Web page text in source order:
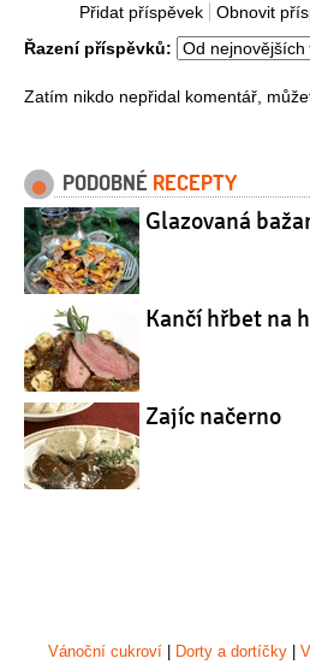
Obnovit
Přidat příspěvek
Řazení příspěvků:
Zatím nikdo nepřidal komentář,
PODOBNÉ RECEPTY
Glazovaná
Kančí hřbet na
Zajíc načerno
Vánoční cukroví | Dorty a dortíčky |